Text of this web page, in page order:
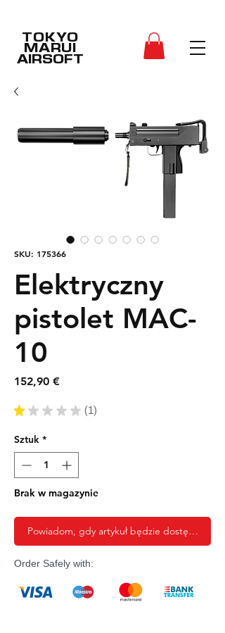
TOKYO
MARUI
AIRSOFT
SKU: 175366
Elektryczny
pistolet MAC-
10
152,90 €Cena
★ ★ ★ ★ ★ 1
1
Sztuk *
Brak w magazynie
Powiadom, gdy artykuł będzie dostępny
Order Safely with: